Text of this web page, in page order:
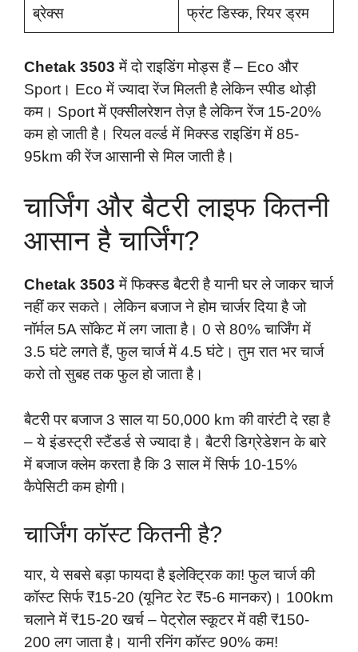
ब्रेक्स फ्रंट डिस्क, रियर ड्रम
Chetak 3503 में दो राइडिंग मोड्स हैं – Eco और
Sport। Eco में ज्यादा रेंज मिलती है लेकिन स्पीड थोड़ी
कम। Sport में एक्सीलरेशन तेज़ है लेकिन रेंज 15-20%
कम हो जाती है। रियल वर्ल्ड में मिक्स्ड राइडिंग में 85-
95km की रेंज आसानी से मिल जाती है।
चार्जिंग और बैटरी लाइफ कितनी
आसान है चार्जिंग?
Chetak 3503 में फिक्स्ड बैटरी है यानी घर ले जाकर चार्ज
नहीं कर सकते। लेकिन बजाज ने होम चार्जर दिया है जो
नॉर्मल 5A सॉकेट में लग जाता है। 0 से 80% चार्जिंग में
3.5 घंटे लगते हैं, फुल चार्ज में 4.5 घंटे। तुम रात भर चार्ज
करो तो सुबह तक फुल हो जाता है।
बैटरी पर बजाज 3 साल या 50,000 km की वारंटी दे रहा है
– ये इंडस्ट्री स्टैंडर्ड से ज्यादा है। बैटरी डिग्रेडेशन के बारे
में बजाज क्लेम करता है कि 3 साल में सिर्फ 10-15%
कैपेसिटी कम होगी।
चार्जिंग कॉस्ट कितनी है?
यार, ये सबसे बड़ा फायदा है इलेक्ट्रिक का! फुल चार्ज की
कॉस्ट सिर्फ ₹15-20 (यूनिट रेट ₹5-6 मानकर)। 100km
चलाने में ₹15-20 खर्च – पेट्रोल स्कूटर में वही ₹150-
200 लग जाता है। यानी रनिंग कॉस्ट 90% कम!